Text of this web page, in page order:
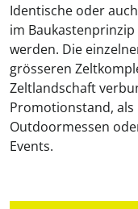
Identische oder
im
werden. Die
grösseren
Zeltlandschaft
Promotionstand,
Outdoormessen
Events.